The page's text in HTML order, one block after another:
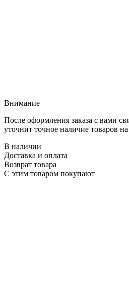
Внимание
После оформления заказа с вами
уточнит точное наличие товаров на
В наличии
Доставка и оплата
Возврат товара
С этим товаром покупают